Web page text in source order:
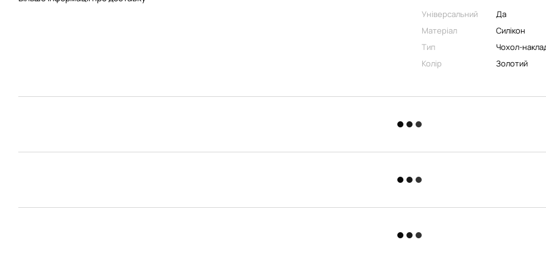
Універсальний
Да
Матеріал
Силікон
Тип
Чохол-
Колір
Золотий